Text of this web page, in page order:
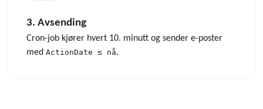
3. Avsending
Cron-job kjører hvert 10. minutt og sender e-poster
med ActionDate ≤ nå.